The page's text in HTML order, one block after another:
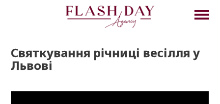
Святкування річниці весілля у
Львові